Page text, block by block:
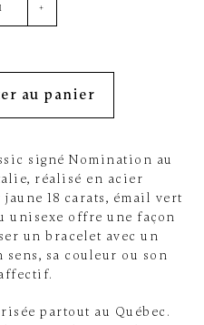
+
au panier
signé Nomination au
réalisé en acier
18 carats, émail vert
unisexe offre une façon
un bracelet avec un
sa couleur ou son
partout au Québec.